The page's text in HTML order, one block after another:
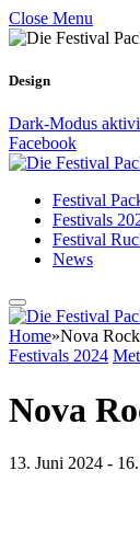
Close Menu
Design
Dark-Modus
Facebook
Festival
Festivals
Festival
News
Home»Nova
Festivals 2024
Nova
13. Juni 2024 -